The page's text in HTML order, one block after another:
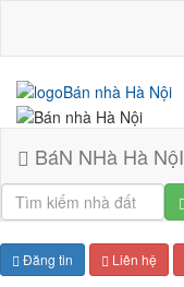
BáN NHà Hà NộI
Đăng tin Liên hệ